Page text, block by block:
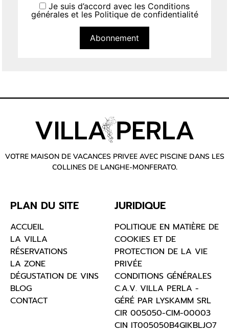
Je suis d’accord avec les Conditions
généraleset les Politique de confidentialité
Abonnement
VOTRE MAISON DE VACANCES PRIVEE AVEC PISCINE DANS LES
COLLINES DE LANGHE-MONFERATO.
PLAN DU SITE
ACCUEIL
LA VILLA
RÉSERVATIONS
LA ZONE
DÉGUSTATION DE VINS
BLOG
CONTACT
JURIDIQUE
POLITIQUE EN MATIÈRE DE
COOKIES ET DE
PROTECTION DE LA VIE
PRIVÉE
CONDITIONS GÉNÉRALES
C.A.V. VILLA PERLA -
GÉRÉ PAR LYSKAMM SRL
CIR 005050-CIM-00003
CIN IT005050B4GIKBLJO7